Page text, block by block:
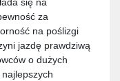
się na
za
na poślizgi
jazdę prawdziwą
o dużych